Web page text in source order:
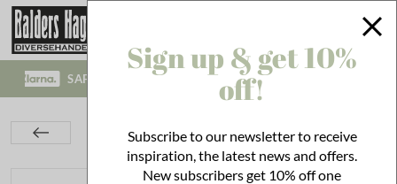
WE SHIP WORLD WIDE!
Cushion Cover Lovisa 45 x 45 Green/White
Sign up & get 10%
off!
Subscribe to our newsletter to receive
inspiration, the latest news and offers.
New subscribers get 10% off one